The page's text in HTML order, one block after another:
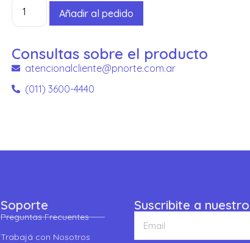
Añadir al pedido
Consultas sobre el producto
atencionalcliente@pnorte.com.ar
(011) 3600-4440
Soporte
Preguntas Frecuentes
Trabajá con Nosotros
Suscribite a